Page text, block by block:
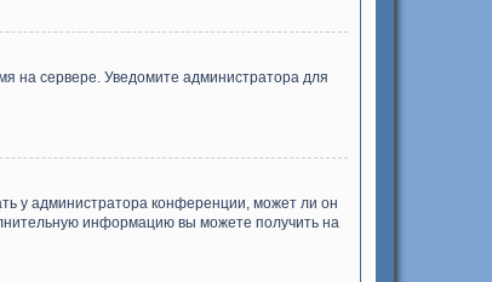
на сервере. Уведомите администратора для
у администратора конференции, может ли он
информацию вы можете получить на